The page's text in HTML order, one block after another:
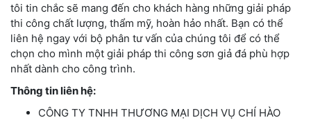
tôi tin chắc sẽ mang đến cho khách hàng những giải pháp
thi công chất lượng, thẩm mỹ, hoàn hảo nhất. Bạn có thể
liên hệ ngay với bộ phân tư vấn của chúng tôi để có thể
chọn cho mình một giải pháp thi công sơn giả đá phù hợp
nhất dành cho công trình.
Thông tin liên hệ:
CÔNG TY TNHH THƯƠNG MẠI DỊCH VỤ CHÍ HÀO